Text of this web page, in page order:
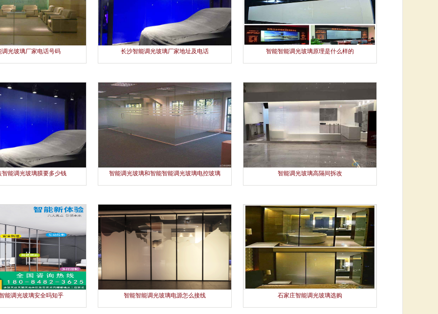
调光玻璃厂家电话号码 长沙智能调光玻璃厂家地址及电话 智能智能调光玻璃原理是什么样的
智能调光玻璃膜要多少钱
智能调光玻璃和智能智能调光玻璃电控玻璃
一样吗
智能调光玻璃高隔间拆改
能调光玻璃安全吗知乎 智能智能调光玻璃电源怎么接线 石家庄智能调光玻璃选购